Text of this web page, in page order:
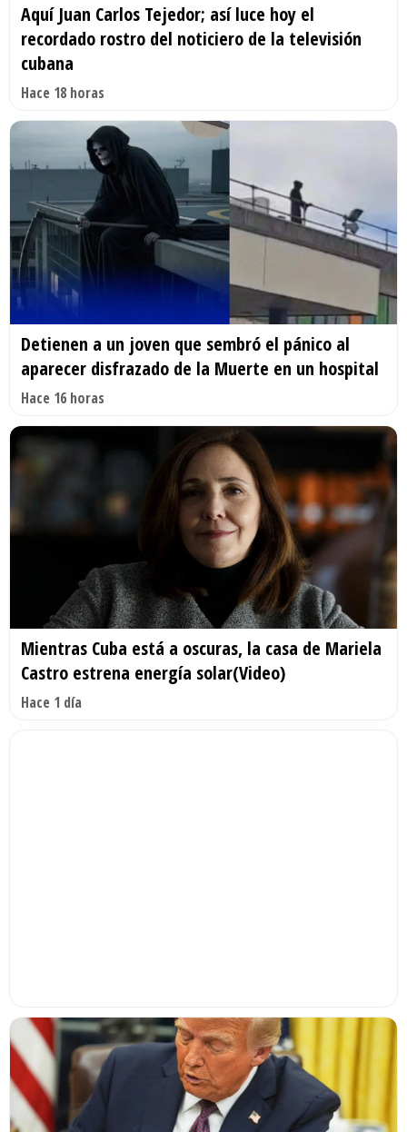
Aquí Juan Carlos Tejedor; así luce hoy el
recordado rostro del noticiero de la televisión
cubana
Hace 18 horas
Detienen a un joven que sembró el pánico al
aparecer disfrazado de la Muerte en un hospital
Hace 16 horas
Mientras Cuba está a oscuras, la casa de Mariela
Castro estrena energía solar(Video)
Hace 1 día